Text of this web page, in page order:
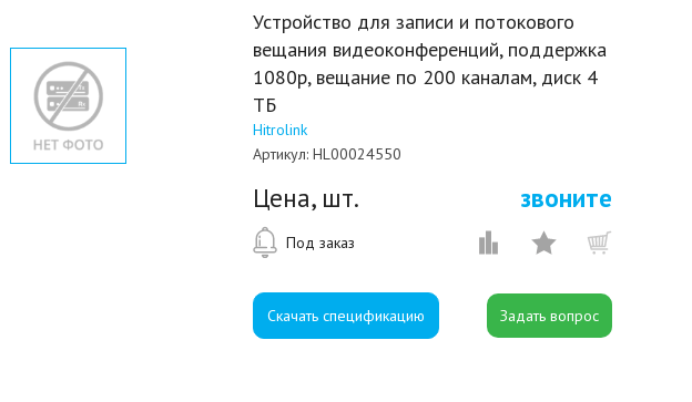
Устройство для записи и потокового
вещания видеоконференций, поддержка
1080p, вещание по 200 каналам, диск 4
ТБ
Hitrolink
Артикул: HL00024550
Цена, шт. звоните
Под заказ
Скачать спецификацию